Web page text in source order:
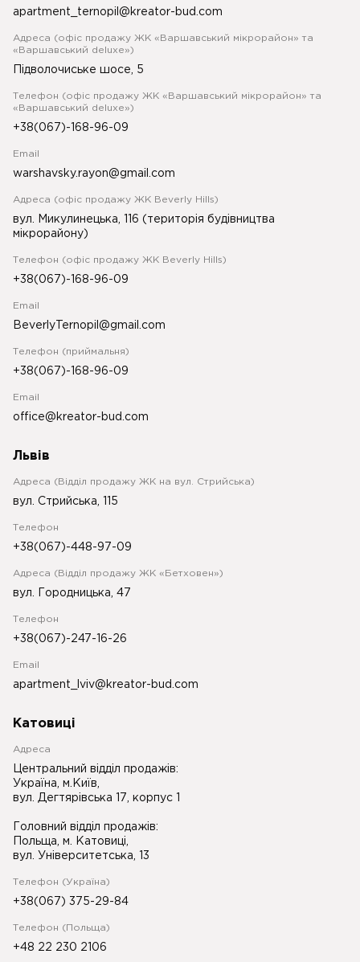
apartment_ternopil@kreator-bud.com
Адреса (офіс продажу ЖК «Варшавський мікрорайон» та
«Варшавський deluxe»)
Підволочиське шосе, 5
Телефон (офіс продажу ЖК «Варшавський мікрорайон» та
«Варшавський deluxe»)
+38(067)-168-96-09
Email
warshavsky.rayon@gmail.com
Адреса (офіс продажу ЖК Beverly Hills)
вул. Микулинецька, 116 (територія будівництва
мікрорайону)
Телефон (офіс продажу ЖК Beverly Hills)
+38(067)-168-96-09
Email
BeverlyTernopil@gmail.com
Телефон (приймальня)
+38(067)-168-96-09
Email
office@kreator-bud.com
Львів
Адреса (Відділ продажу ЖК на вул. Стрийська)
вул. Стрийська, 115
Телефон
+38(067)-448-97-09
Адреса (Відділ продажу ЖК «Бетховен»)
вул. Городницька, 47
Телефон
+38(067)-247-16-26
Email
apartment_lviv@kreator-bud.com
Катовиці
Адреса
Центральний відділ продажів:
Україна, м.Київ,
вул. Дегтярівська 17, корпус 1
Головний відділ продажів:
Польща, м. Катовиці,
вул. Університетська, 13
Телефон (Україна)
+38(067) 375-29-84
Телефон (Польща)
+48 22 230 2106